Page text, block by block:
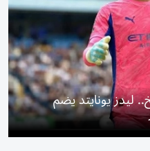
ليدز يونايتد يضم